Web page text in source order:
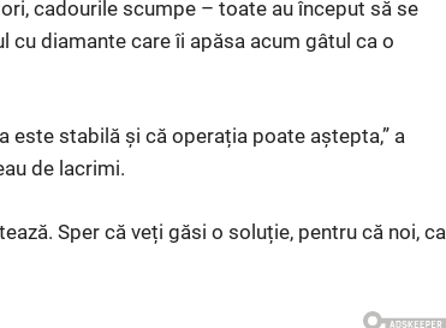
cadourile scumpe – toate au început să se
cu diamante care îi apăsa acum gâtul ca o
este stabilă și că operația poate aștepta,” a
de lacrimi.
Sper că veți găsi o soluție, pentru că noi, ca